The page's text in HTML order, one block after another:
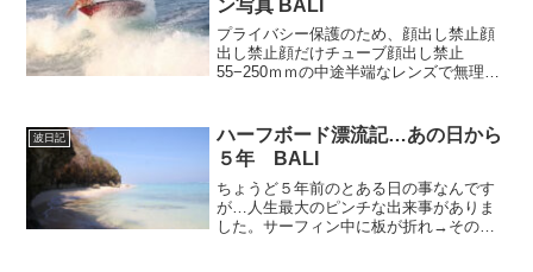
ン写真 BALI
プライバシー保護のため、顔出し禁止顔
出し禁止顔だけチューブ顔出し禁止
55−250ｍｍの中途半端なレンズで無理矢
波日記
ハーフボード漂流記…あの日から
５年 BALI
ちょうど５年前のとある日の事なんです
が…人生最大のピンチな出来事がありま
した。サーフィン中に板が折れ→そのま